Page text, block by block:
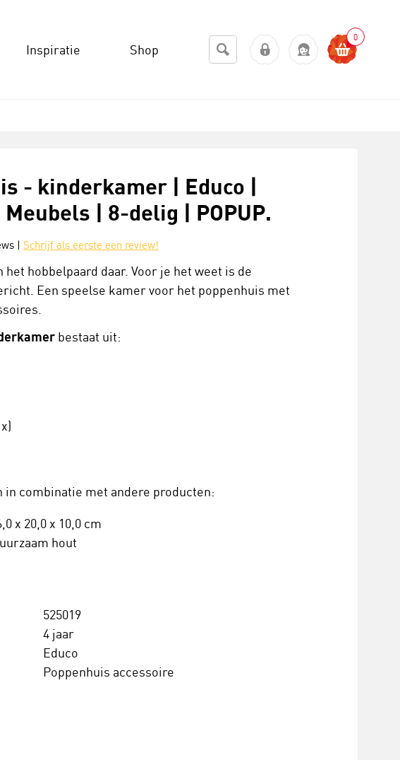
Inspiratie Shop
0
- kinderkamer | Educo |
| 8-delig | POPUP.
| Schrijf als eerste een review!
het hobbelpaard daar. Voor je het weet is de
Een speelse kamer voor het poppenhuis met
bestaat uit:
in combinatie met andere producten:
x 20,0 x 10,0 cm
hout
525019
4 jaar
Educo
Poppenhuis accessoire